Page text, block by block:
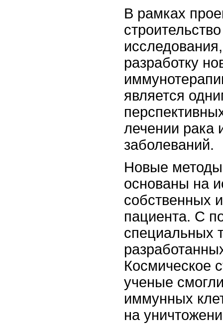
В рамках
разработку
является
лечении рака
заболеваний.
Новые
основаны на
собственных
пациента. С
специальных
Космическое
ученые
иммунных
на